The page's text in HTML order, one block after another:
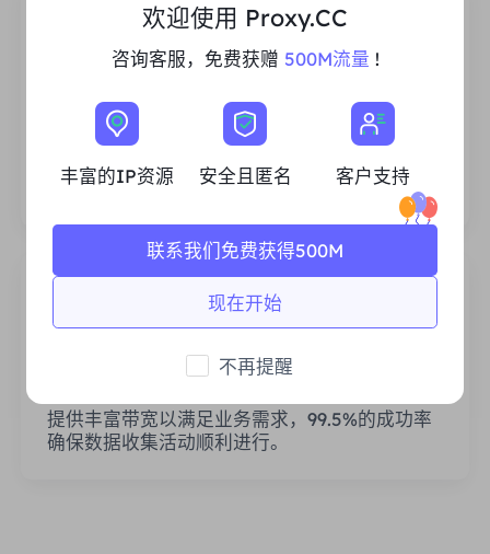
丰富的住宅IP资源
我们确保我们的IP代理资源是稳定可靠的，我们
不断努力扩大现有的代理池，以满足每一个客户
的需求。
提供丰富带宽以满足业务需求，99.5%的成功率
确保数据收集活动顺利进行。
欢迎使用 Proxy.CC
咨询客服，免费获赠 500M流量 !
丰富的IP资源 安全且匿名 客户支持
现在开始
联系我们免费获得500M
不再提醒